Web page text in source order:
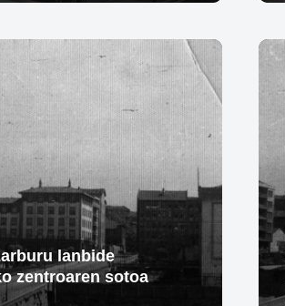
lanbide
zentroaren sotoa